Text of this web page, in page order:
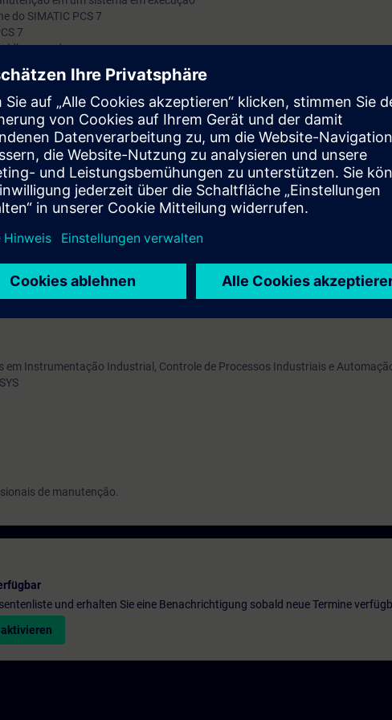
do SIMATIC PCS 7
7
usados
com a ferramenta de diagnóstico SIMATIC
ativos com SIMATIC PCS 7
no hardware SIMATIC PCS 7
durante a operação em execução
e projetos e criação e importação de imagens de backup
básicos do sistema de controle de processos SIMATIC PCS 7 e uma
ativos SIMATIC PCS 7.
equipamentos de treinamento nos quais você realizará o trabalho que
poderá colocar em prática os conhecimentos teóricos recém-adquiridos.
em condições de obter rapidamente dados de diagnóstico de um sistema
capaz de realizar atividades de manutenção simples sem interromper a
o tempo de parada de um processo e aumento da eficiência do seu
em Instrumentação Industrial, Controle de Processos Industriais e
de manutenção.
und erhalten Sie eine Benachrichtigung sobald neue Termine